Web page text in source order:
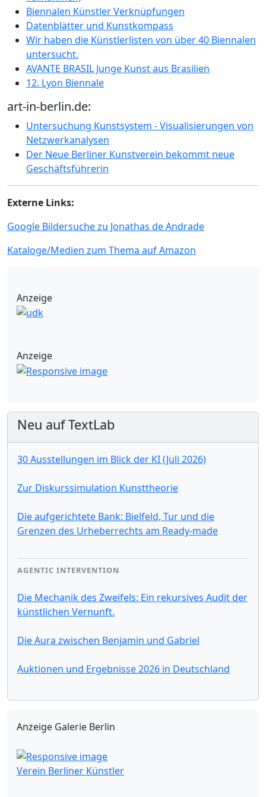
Biennalen Künstler Verknüpfungen
Datenblätter und Kunstkompass
Wir haben die Künstlerlisten von über 40 Biennalen
untersucht.
AVANTE BRASIL Junge Kunst aus Brasilien
12. Lyon Biennale
art-in-berlin.de:
Untersuchung Kunstsystem - Visualisierungen von
Netzwerkanalysen
Der Neue Berliner Kunstverein bekommt neue
Geschäftsführerin
Externe Links:
Google Bildersuche zu Jonathas de Andrade
Kataloge/Medien zum Thema auf Amazon
Anzeige
Anzeige
Neu auf TextLab
30 Ausstellungen im Blick der KI (Juli 2026)
Zur Diskurssimulation Kunsttheorie
Die aufgerichtete Bank: Bielfeld, Tur und die
Grenzen des Urheberrechts am Ready-made
AGENTIC INTERVENTION
Die Mechanik des Zweifels: Ein rekursives Audit der
künstlichen Vernunft.
Die Aura zwischen Benjamin und Gabriel
Auktionen und Ergebnisse 2026 in Deutschland
Anzeige Galerie Berlin
Verein Berliner Künstler